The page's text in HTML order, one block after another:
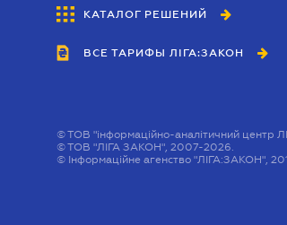
БУХГАЛТЕР&ЗАКОН
ВЕСТНИК МСФО
КАТАЛОГ РЕШЕНИЙ
ВСЕ ТАРИФЫ ЛІГА:ЗАКОН
©ТОВ "інформаційно-аналітичний центр
©ТОВ "ЛІГА ЗАКОН", 2007-2026.
© Інформаційне агенство "ЛІГА:ЗАКОН",